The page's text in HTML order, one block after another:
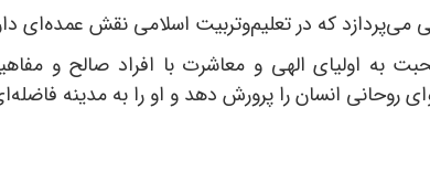
می‌پردازد که در تعلیم‌وتربیت اسلامی نقش عمده‌ای
به اولیای الهی و معاشرت با افراد صالح و
روحانی انسان را پرورش دهد و او را به مدینه